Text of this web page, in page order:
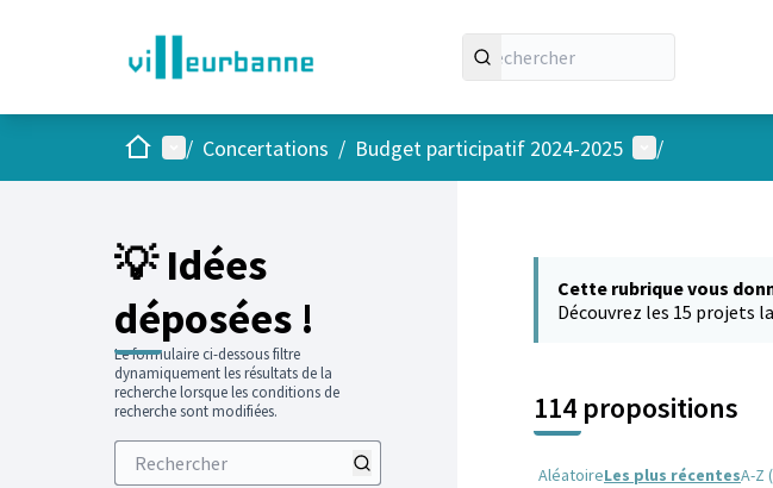
AccueilMenu principal
/ Concertations / Budget participatif 2024-2025 Menu utilisateur
/
💡 Idées
déposées !
Le formulaire ci-dessous filtre
dynamiquement les résultats de la
recherche lorsque les conditions de
recherche sont modifiées.
Cette rubrique vous
Découvrez les 15 projets
114 propositions
AléatoireLes plus récentesA-Z